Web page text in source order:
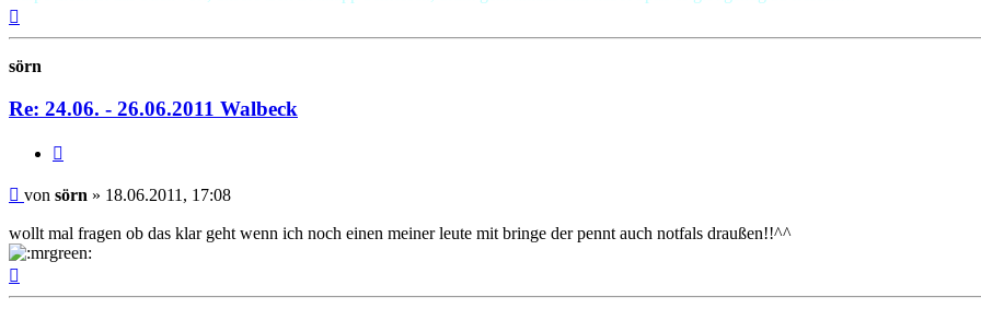
sörn
Re: 24.06. - 26.06.2011 Walbeck
Beitrag
von sörn » 18.06.2011, 17:08
wollt mal fragen ob das klar geht wenn ich noch einen meiner leute mit bringe der pennt auch notfals draußen!!^^